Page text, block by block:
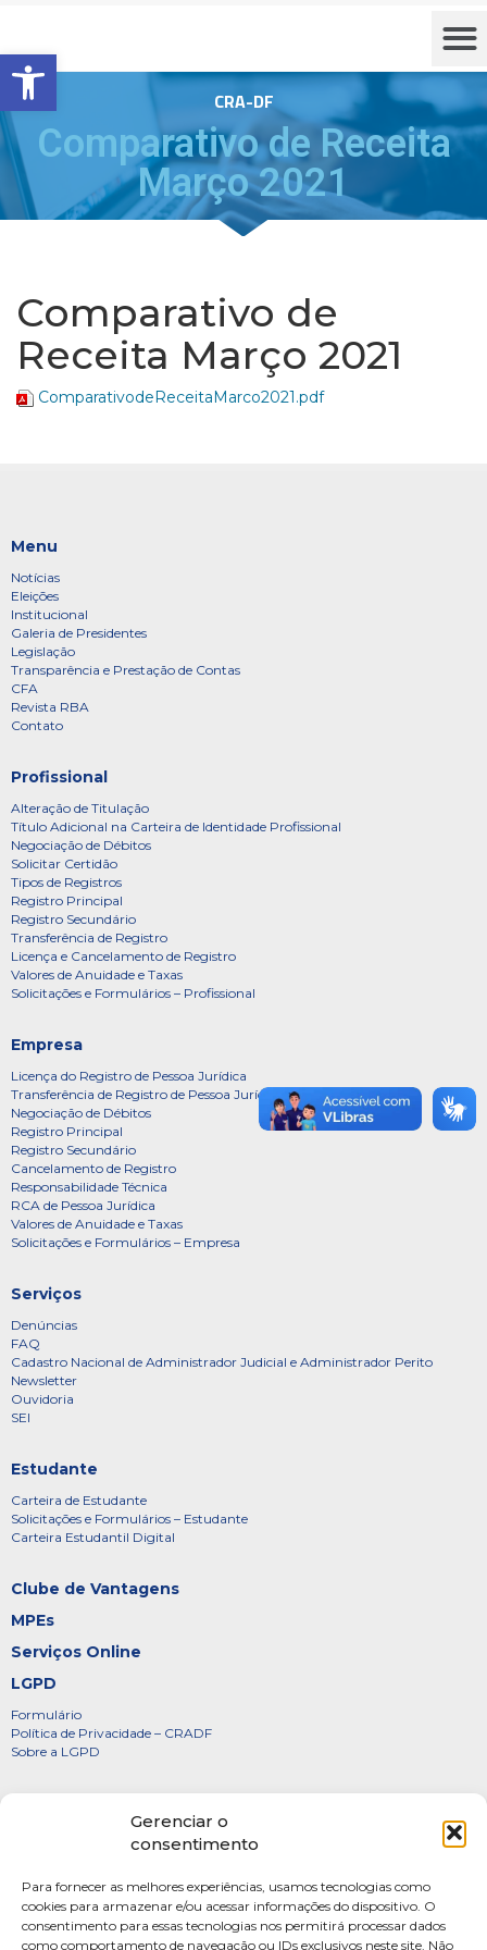
Barra de Ferramentas Aberta
Gerenciar o
consentimento
Para fornecer as melhores experiências, usamos tecnologias como
cookies para armazenar e/ou acessar informações do dispositivo. O
consentimento para essas tecnologias nos permitirá processar dados
como comportamento de navegação ou IDs exclusivos neste site. Não
CRA-DF
Comparativo de Receita
Março 2021
Comparativo de
Receita Março 2021
ComparativodeReceitaMarco2021.pdf
Menu
Notícias
Eleições
Institucional
Galeria de Presidentes
Legislação
Transparência e Prestação de Contas
CFA
Revista RBA
Contato
Profissional
Alteração de Titulação
Título Adicional na Carteira de Identidade Profissional
Negociação de Débitos
Solicitar Certidão
Tipos de Registros
Registro Principal
Registro Secundário
Transferência de Registro
Licença e Cancelamento de Registro
Valores de Anuidade e Taxas
Solicitações e Formulários – Profissional
Empresa
Licença do Registro de Pessoa Jurídica
Transferência de Registro de Pessoa Jurídica
Negociação de Débitos
Registro Principal
Registro Secundário
Cancelamento de Registro
Responsabilidade Técnica
RCA de Pessoa Jurídica
Valores de Anuidade e Taxas
Solicitações e Formulários – Empresa
Serviços
Denúncias
FAQ
Cadastro Nacional de Administrador Judicial e Administrador Perito
Newsletter
Ouvidoria
SEI
Estudante
Carteira de Estudante
Solicitações e Formulários – Estudante
Carteira Estudantil Digital
Clube de Vantagens
MPEs
Serviços Online
LGPD
Formulário
Política de Privacidade – CRADF
Sobre a LGPD
Diretoria
FOTOS